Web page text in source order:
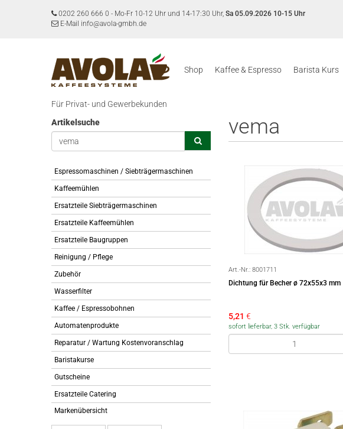
0202 260 666 0 - Mo-Fr 10-12 Uhr und 14-17:30 Uhr, Sa 05.09.2026 10-15 Uhr
E-Mail info@avola-gmbh.de
Shop Kaffee & Espresso Barista Kurs
Für Privat- und Gewerbekunden
Artikelsuche
Espressomaschinen / Siebträgermaschinen
Kaffeemühlen
Ersatzteile Siebträgermaschinen
Ersatzteile Kaffeemühlen
Ersatzteile Baugruppen
Reinigung / Pflege
Zubehör
Wasserfilter
Kaffee / Espressobohnen
Automatenprodukte
Reparatur / Wartung Kostenvoranschlag
Baristakurse
Gutscheine
Ersatzteile Catering
Markenübersicht
vema
Art.-Nr.: 8001711
Dichtung für Becher ø 72x55x3 mm
5,21 €
sofort lieferbar, 3 Stk. verfügbar